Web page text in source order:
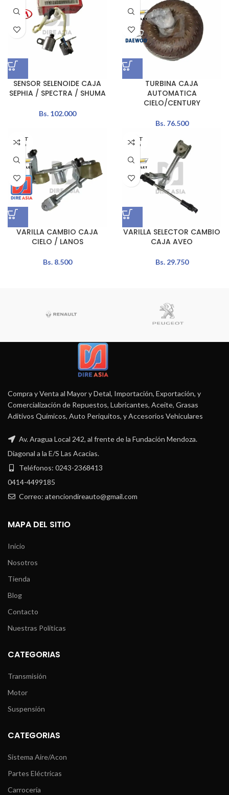
SENSOR SELENOIDE CAJA
SEPHIA / SPECTRA / SHUMA
Bs.102.000
TURBINA CAJA
AUTOMATICA
CIELO/CENTURY
Bs.76.500
AGOT
ADO
VARILLA CAMBIO CAJA
CIELO / LANOS
Bs.8.500
AGOT
ADO
VARILLA SELECTOR CAMBIO
CAJA AVEO
Bs.29.750
Compra y Venta al Mayor y Detal, Importación, Exportación, y
Comercialización de Repuestos, Lubricantes, Aceite, Grasas
Aditivos Químicos, Auto Periquitos, y Accesorios Vehiculares
Av. Aragua Local 242, al frente de la Fundación Mendoza.
Diagonal a la E/S Las Acacias.
Teléfonos: 0243-2368413
0414-4499185
Correo: atenciondireauto@gmail.com
MAPA DEL SITIO
Inicio
Nosotros
Tienda
Blog
Contacto
Nuestras Políticas
CATEGORIAS
Transmisión
Motor
Suspensión
CATEGORIAS
Sistema Aire/Acon
Partes Eléctricas
Carrocería